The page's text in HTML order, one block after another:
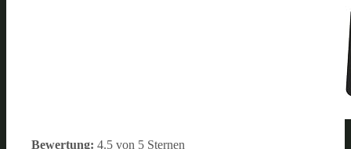
Bewertung: 4.5 von 5 Sternen